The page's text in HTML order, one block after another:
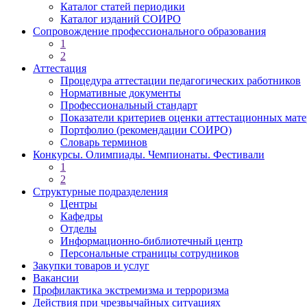
Каталог статей периодики
Каталог изданий СОИРО
Сопровождение профессионального образования
1
2
Аттестация
Процедура аттестации педагогических работников
Нормативные документы
Профессиональный стандарт
Показатели критериев оценки аттестационных
Портфолио (рекомендации СОИРО)
Словарь терминов
Конкурсы. Олимпиады. Чемпионаты. Фестивали
1
2
Структурные подразделения
Центры
Кафедры
Отделы
Информационно-библиотечный центр
Персональные страницы сотрудников
Закупки товаров и услуг
Вакансии
Профилактика экстремизма и терроризма
Действия при чрезвычайных ситуациях